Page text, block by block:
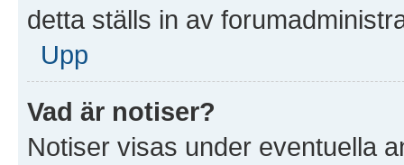
detta ställs in av
Upp
Vad är notiser?
Notiser visas under eventuella